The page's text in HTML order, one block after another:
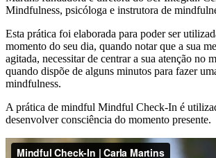
Mindfulness, psicóloga e instrutora de
Esta prática foi elaborada para poder ser
momento do seu dia, quando notar que a sua
agitada, necessitar de centrar a sua atenção no
quando dispõe de alguns minutos para fazer
mindfulness.
A prática de mindful Mindful Check-In é
desenvolver consciência do momento presente.